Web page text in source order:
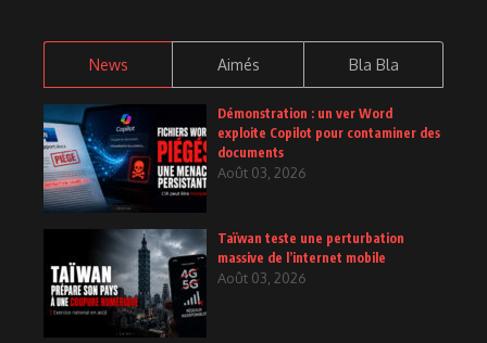
News Aimés Bla Bla
Démonstration : un ver Word
exploite Copilot pour contaminer des
documents
Août 03, 2026
Taïwan teste une perturbation
massive de l’internet mobile
Août 03, 2026